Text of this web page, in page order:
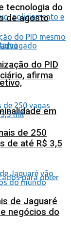
em
tecnologia do
de agosto
do PID
afirma
de 250
de até R$ 3,5
de Jaguaré
negócios do